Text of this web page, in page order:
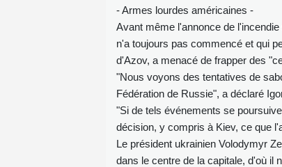
- Armes lourdes américaines -
Avant même l'annonce de
n'a toujours pas commencé et qui
d'Azov, a menacé de frapper des
"Nous voyons des tentatives de
Fédération de Russie", a déclaré
"Si de tels événements se
décision, y compris à Kiev, ce que
Le président ukrainien Volodymyr
dans le centre de la capitale, d'où il